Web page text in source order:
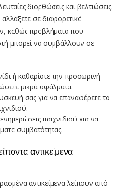
διορθώσεις και βελτιώσεις.
σε διαφορετικό
καθώς προβλήματα που
μπορεί να συμβάλλουν σε
ή καθαρίστε την προσωρινή
μικρά σφάλματα.
σας για να επαναφέρετε το
παιχνιδιού για να
συμβατότητας.
αντικείμενα
αντικείμενα λείπουν από